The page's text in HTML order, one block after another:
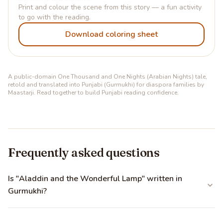
Print and colour the scene from this story — a fun activity
to go with the reading.
Download coloring sheet
A public-domain One Thousand and One Nights (Arabian Nights) tale,
retold and translated into Punjabi (Gurmukhi) for diaspora families by
Maastarji. Read together to build Punjabi reading confidence.
Frequently asked questions
Is "Aladdin and the Wonderful Lamp" written in
Gurmukhi?